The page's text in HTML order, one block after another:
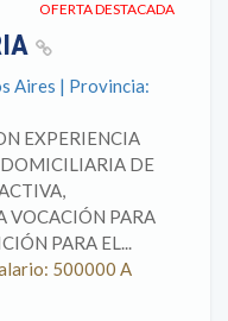
OFERTA DESTACADA
Aires | Provincia:
EXPERIENCIA
DE
VOCACIÓN PARA
PARA EL...
500000 A